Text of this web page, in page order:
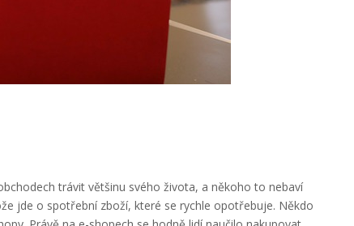
trávit většinu svého života, a někoho to nebaví
jde o spotřební zboží, které se rychle opotřebuje. Někdo